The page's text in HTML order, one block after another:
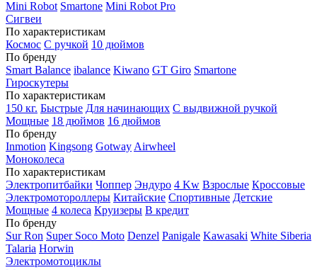
Mini Robot Smartone Mini Robot Pro
Сигвеи
По характеристикам
Космос С ручкой 10 дюймов
По бренду
Smart Balance ibalance Kiwano GT Giro Smartone
Гироскутеры
По характеристикам
150 кг. Быстрые Для начинающих С выдвижной ручкой
Мощные 18 дюймов 16 дюймов
По бренду
Inmotion Kingsong Gotway Airwheel
Моноколеса
По характеристикам
Электропитбайки Чоппер Эндуро 4 Kw Взрослые Кроссовые
Электромотороллеры Китайские Спортивные Детские
Мощные 4 колеса Круизеры В кредит
По бренду
Sur Ron Super Soco Moto Denzel Panigale Kawasaki White Siberia
Talaria Horwin
Электромотоциклы